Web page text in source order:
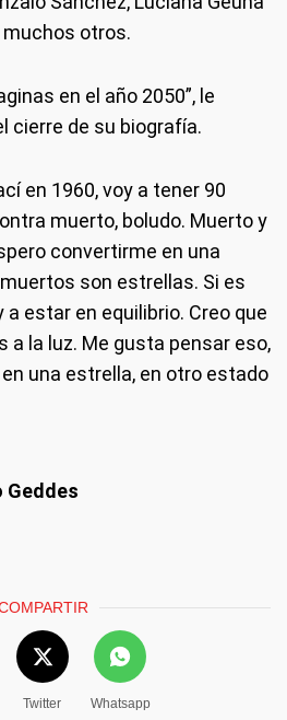
otros.
en el año 2050”, le
cierre de su biografía.
en 1960, voy a tener 90
muerto, boludo. Muerto y
convertirme en una
son estrellas. Si es
a estar en equilibrio. Creo que
a la luz. Me gusta pensar eso,
una estrella, en otro estado
Geddes
Twitter Whatsapp